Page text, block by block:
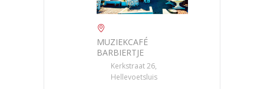
MUZIEKCAFÉ
BARBIERTJE
Kerkstraat 26,
Hellevoetsluis